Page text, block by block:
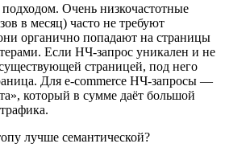
Очень низкочастотные
в месяц) часто не требуют
органично попадают на страницы
Если НЧ-запрос уникален и не
страницей, под него
Для e-commerce НЧ-запросы —
который в сумме даёт большой
лучше семантической?